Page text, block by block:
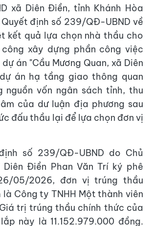
xã Diên Điền, tỉnh Khánh Hòa
định số 239/QĐ-UBND về
kết quả lựa chọn nhà thầu cho
xây dựng phần công việc
án "Cầu Mương Quan, xã Diên
án hạ tầng giao thông quan
nguồn vốn ngân sách tỉnh, thu
của dư luận địa phương sau
đấu thầu lại để lựa chọn đơn vị
số 239/QĐ-UBND do Chủ
Diên Điền Phan Văn Trí ký phê
05/2026, đơn vị trúng thầu
Công ty TNHH Một thành viên
trị trúng thầu chính thức của
này là 11.152.979.000 đồng.